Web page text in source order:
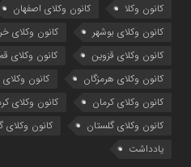
کانون وکلا
کانون وکلای اصفهان
کانون وکلای بوشهر
کانون وکلای
کانون وکلای قزوین
کانون وکلای قم
کانون وکلای هرمزگان
کانون
کانون وکلای کرمان
کانون وکلای
کانون وکلای گلستان
کانون وکلای
یادداشت